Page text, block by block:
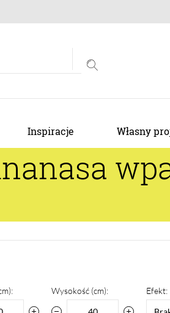
Inspiracje Własny
Wysokość (cm):
Efekt: